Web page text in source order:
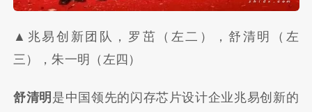
▲兆易创新团队，罗茁（左二），舒清明（左
三），朱一明（左四）
舒清明 是中国领先的闪存芯片设计企业兆易创新的